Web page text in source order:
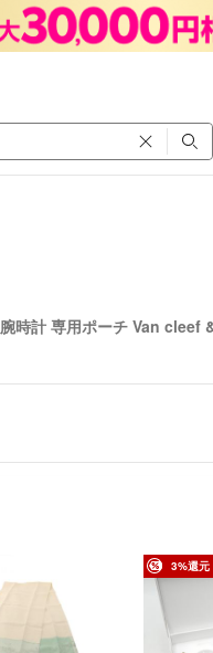
腕時計 専用ポーチ Van cleef
3%還元